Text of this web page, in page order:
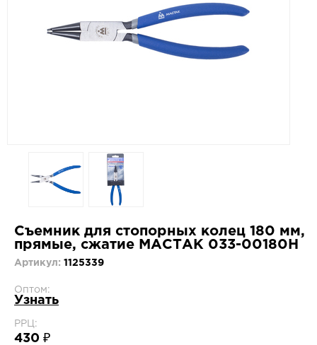
Съемник для стопорных колец 180 мм,
прямые, сжатие МАСТАК 033-00180H
Артикул: 1125339
Оптом:
Узнать
РРЦ:
430 ₽